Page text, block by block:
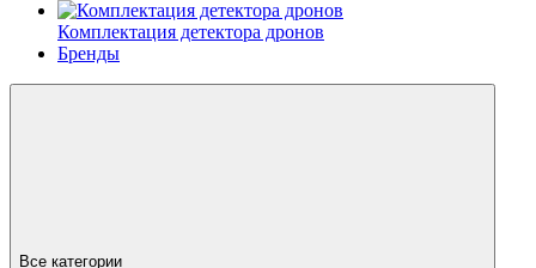
Комплектация детектора дронов
Бренды
Все категории